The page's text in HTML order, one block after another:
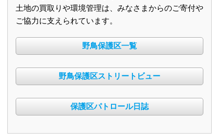
土地の買取りや環境管理は、みなさまからのご寄付や
ご協力に支えられています。
野鳥保護区一覧
野鳥保護区ストリートビュー
保護区パトロール日誌